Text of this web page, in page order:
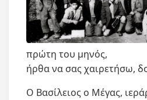
πρώτη του μηνός,
ήρθα να σας χαιρετήσω,
Ο Βασίλειος ο Μέγας,